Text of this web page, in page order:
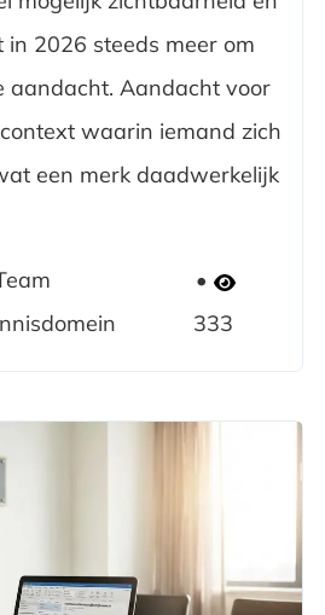
in 2026 steeds meer om
aandacht. Aandacht voor
waarin iemand zich
een merk daadwerkelijk
333